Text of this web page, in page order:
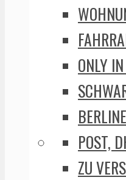
ONLY
POST,
ZU